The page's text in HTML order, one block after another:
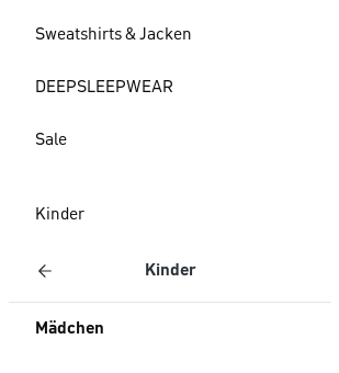
Sweatshirts & Jacken
DEEPSLEEPWEAR
Sale
Kinder
Kinder
Mädchen